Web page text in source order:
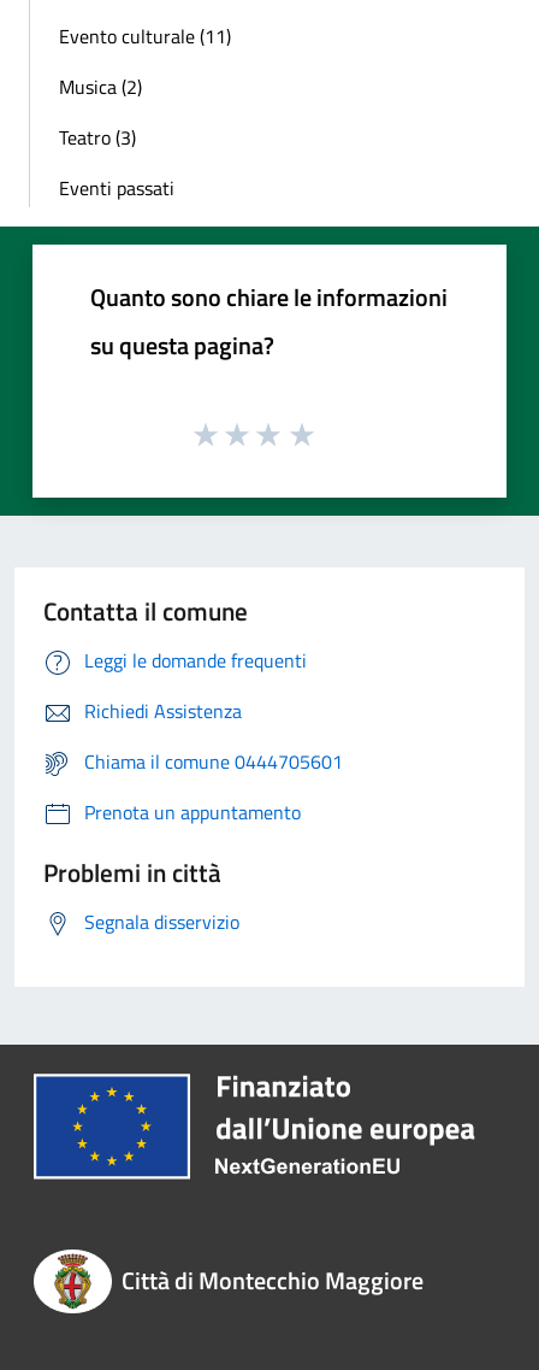
Evento culturale (11)
Musica (2)
Teatro (3)
Eventi passati
Quanto sono chiare le informazioni
su questa pagina?
Contatta il comune
Leggi le domande frequenti
Richiedi Assistenza
Chiama il comune 0444705601
Prenota un appuntamento
Problemi in città
Segnala disservizio
Città di Montecchio Maggiore